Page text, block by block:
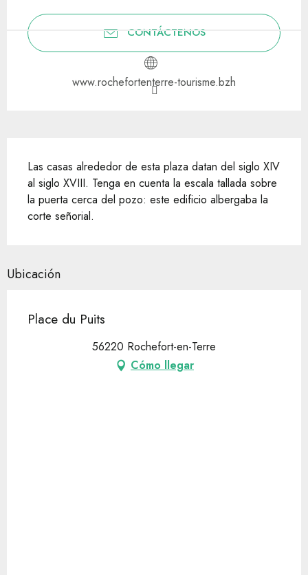
CONTÁCTENOS
www.rochefortenterre-tourisme.bzh
Las casas alrededor de esta plaza datan del siglo XIV
al siglo XVIII. Tenga en cuenta la escala tallada sobre
la puerta cerca del pozo: este edificio albergaba la
corte señorial.
Ubicación
Place du Puits
56220 Rochefort-en-Terre
Cómo llegar